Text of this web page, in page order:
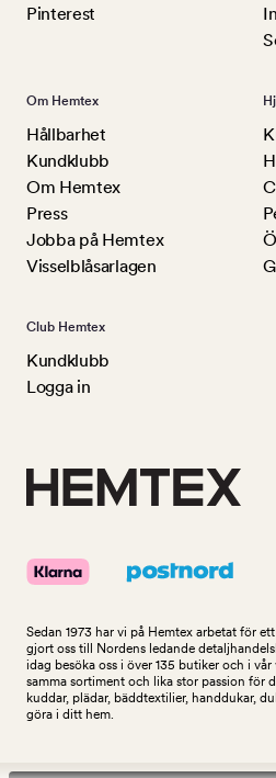
Pinterest
Om Hemtex
Hållbarhet
Kundklubb
Om Hemtex
Press
Jobba på Hemtex
Visselblåsarlagen
Club Hemtex
Kundklubb
Logga in
Sedan 1973 har vi på Hemtex arbetat för
gjort oss till Nordens ledande
idag besöka oss i över 135 butiker och i
samma sortiment och lika stor passion för
kuddar, plädar, bäddtextilier, handdukar,
göra i ditt hem.